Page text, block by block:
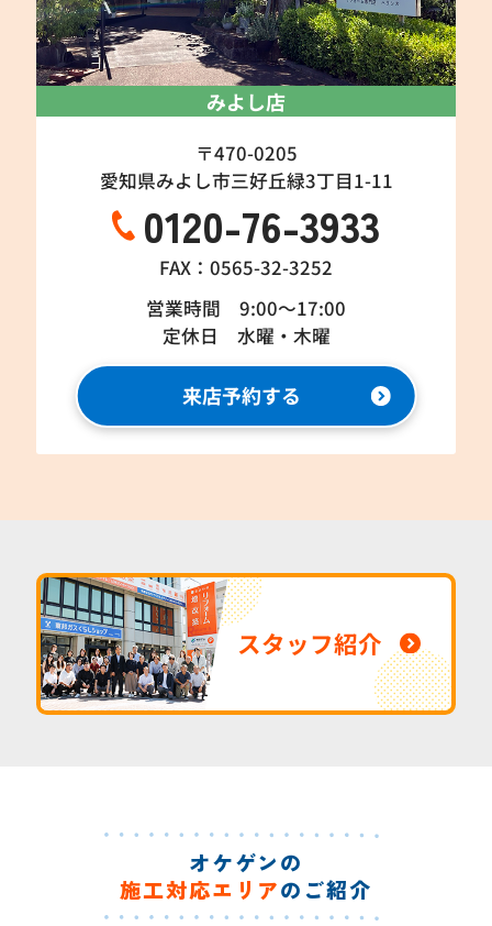
みよし店
〒470-0205
愛知県みよし市三好丘緑3丁目1-11
0120-76-3933
FAX：0565-32-3252
営業時間 9:00～17:00
定休日 水曜・木曜
来店予約する
スタッフ紹介
オケゲンの
施工対応エリアのご紹介